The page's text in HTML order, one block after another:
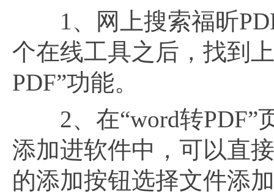
1、网上搜索福昕
个在线工具之后，找到
PDF”功能。
2、在“word转PDF”
添加进软件中，可以直
的添加按钮选择文件添